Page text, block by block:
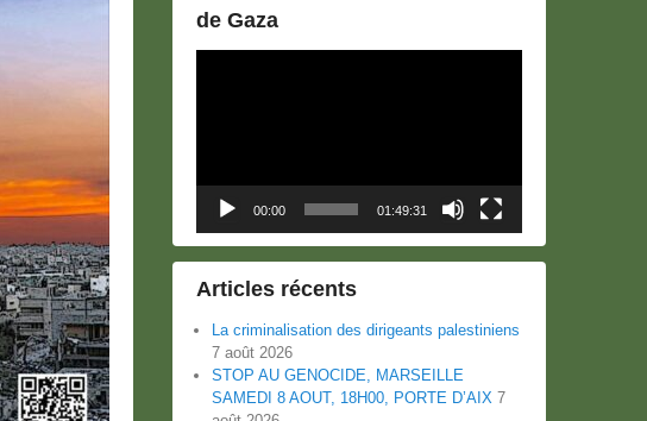
de Gaza
00:00 01:49:31
Articles récents
La criminalisation des dirigeants palestiniens
7 août 2026
STOP AU GENOCIDE, MARSEILLE
SAMEDI 8 AOUT, 18H00, PORTE D’AIX 7